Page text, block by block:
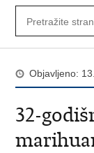
Objavljeno:
32-